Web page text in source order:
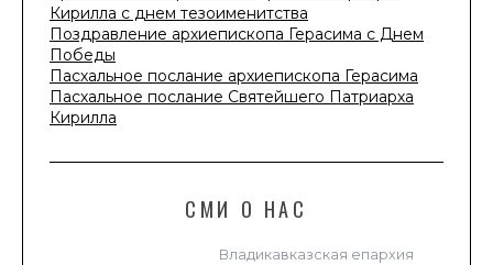
Кирилла с днем тезоименитства
Поздравление архиепископа Герасима с Днем
Победы
Пасхальное послание архиепископа Герасима
Пасхальное послание Святейшего Патриарха
Кирилла
СМИ О НАС
Владикавказская епархия